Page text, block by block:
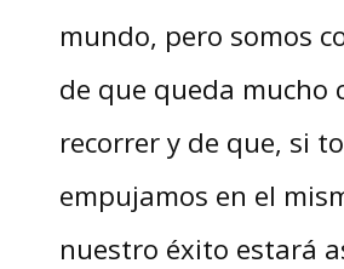
mundo, pero somos
de que queda mucho
recorrer y de que, si
empujamos en el
nuestro éxito estará